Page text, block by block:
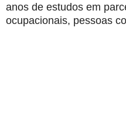
anos de estudos em
ocupacionais, pessoas